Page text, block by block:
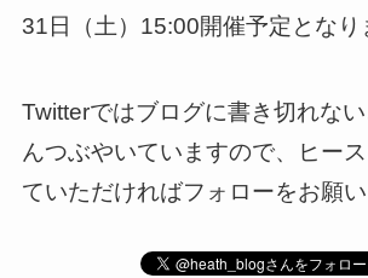
31日（土）15:00開催予定となり
Twitterではブログに書き切れな
んつぶやいていますので、ヒー
ていただければフォローをお願い